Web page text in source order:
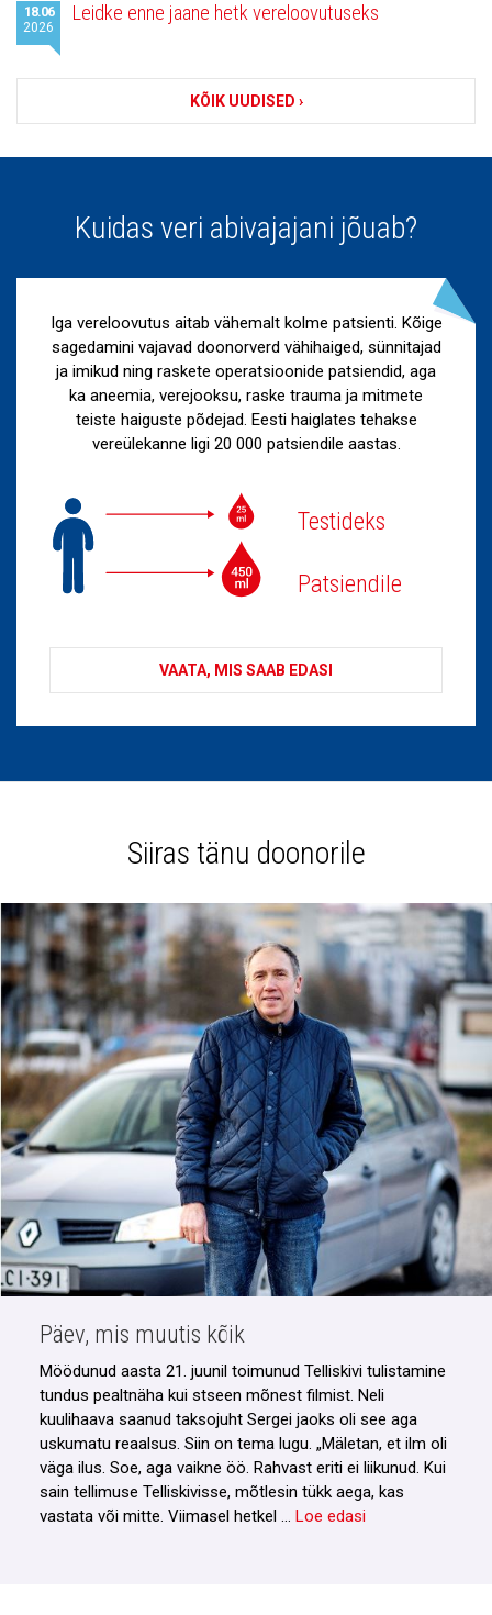
18.06
2026
Leidke enne jaane hetk vereloovutuseks
KÕIK UUDISED ›
Kuidas veri abivajajani jõuab?
Iga vereloovutus aitab vähemalt kolme patsienti. Kõige
sagedamini vajavad doonorverd vähihaiged, sünnitajad
ja imikud ning raskete operatsioonide patsiendid, aga
ka aneemia, verejooksu, raske trauma ja mitmete
teiste haiguste põdejad. Eesti haiglates tehakse
vereülekanne ligi 20 000 patsiendile aastas.
Testideks
Patsiendile
VAATA, MIS SAAB EDASI
Siiras tänu doonorile
Päev, mis muutis kõik
Möödunud aasta 21. juunil toimunud Telliskivi tulistamine
tundus pealtnäha kui stseen mõnest filmist. Neli
kuulihaava saanud taksojuht Sergei jaoks oli see aga
uskumatu reaalsus. Siin on tema lugu. „Mäletan, et ilm oli
väga ilus. Soe, aga vaikne öö. Rahvast eriti ei liikunud. Kui
sain tellimuse Telliskivisse, mõtlesin tükk aega, kas
vastata või mitte. Viimasel hetkel … Loe edasi